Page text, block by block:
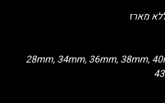
28mm, 34mm, 36mm, 38mm,